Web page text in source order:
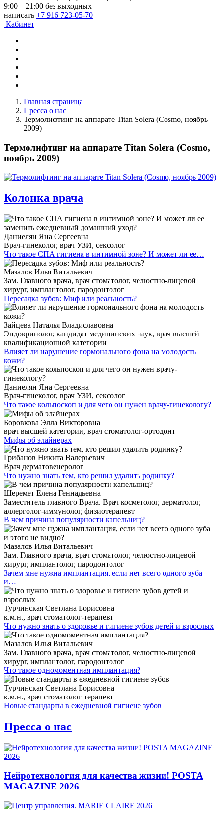
9:00 – 21:00 без выходных
написать +7 916 723-05-70
Кабинет
Главная страница
Пресса о нас
Термолифтинг на аппарате Titan Solera (Cosmo, ноябрь
2009)
Термолифтинг на аппарате Titan Solera (Cosmo,
ноябрь 2009)
Колонка врача
Даниелян Яна Сергеевна
Врач-гинеколог, врач УЗИ, сексолог
Что такое СПА гигиена в интимной зоне? И может ли ее…
Мазалов Илья Витальевич
Зам. Главного врача, врач стоматолог, челюстно-лицевой
хирург, имплантолог, пародонтолог
Пересадка зубов: Миф или реальность?
Зайцева Наталья Владиславовна
Эндокринолог, кандидат медицинских наук, врач высшей
квалификационной категории
Влияет ли нарушение гормонального фона на молодость
кожи?
Даниелян Яна Сергеевна
Врач-гинеколог, врач УЗИ, сексолог
Что такое кольпоскоп и для чего он нужен врачу-гинекологу?
Боровкова Элла Викторовна
врач высшей категории, врач стоматолог-ортодонт
Мифы об элайнерах
Грибанов Никита Валерьевич
Врач дерматовенеролог
Что нужно знать тем, кто решил удалить родинку?
Шеремет Елена Геннадьевна
Заместитель главного Врача. Врач косметолог, дерматолог,
аллерголог-иммунолог, физиотерапевт
В чем причина популярности капельниц?
Мазалов Илья Витальевич
Зам. Главного врача, врач стоматолог, челюстно-лицевой
хирург, имплантолог, пародонтолог
Зачем мне нужна имплантация, если нет всего одного зуба
и…
Турчинская Светлана Борисовна
к.м.н., врач стоматолог-терапевт
Что нужно знать о здоровье и гигиене зубов детей и взрослых
Мазалов Илья Витальевич
Зам. Главного врача, врач стоматолог, челюстно-лицевой
хирург, имплантолог, пародонтолог
Что такое одномоментная имплантация?
Турчинская Светлана Борисовна
к.м.н., врач стоматолог-терапевт
Новые стандарты в ежедневной гигиене зубов
Пресса о нас
Нейротехнология для качества жизни! POSTA
MAGAZINE 2026